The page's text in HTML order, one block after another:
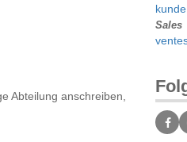
Abteilung anschreiben,
Sales